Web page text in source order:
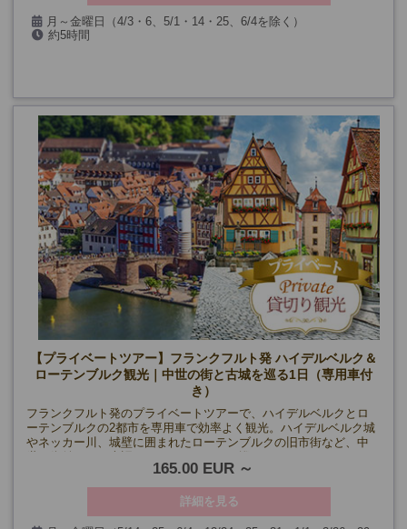
月～金曜日（4/3・6、5/1・14・25、6/4を除く）
約5時間
【プライベートツアー】フランクフルト発 ハイデルベルク＆
ローテンブルク観光｜中世の街と古城を巡る1日（専用車付
き）
フランクフルト発のプライベートツアーで、ハイデルベルクとロ
ーテンブルクの2都市を専用車で効率よく観光。ハイデルベルク城
やネッカー川、城壁に囲まれたローテンブルクの旧市街など、中
165.00 EUR
詳細を見る